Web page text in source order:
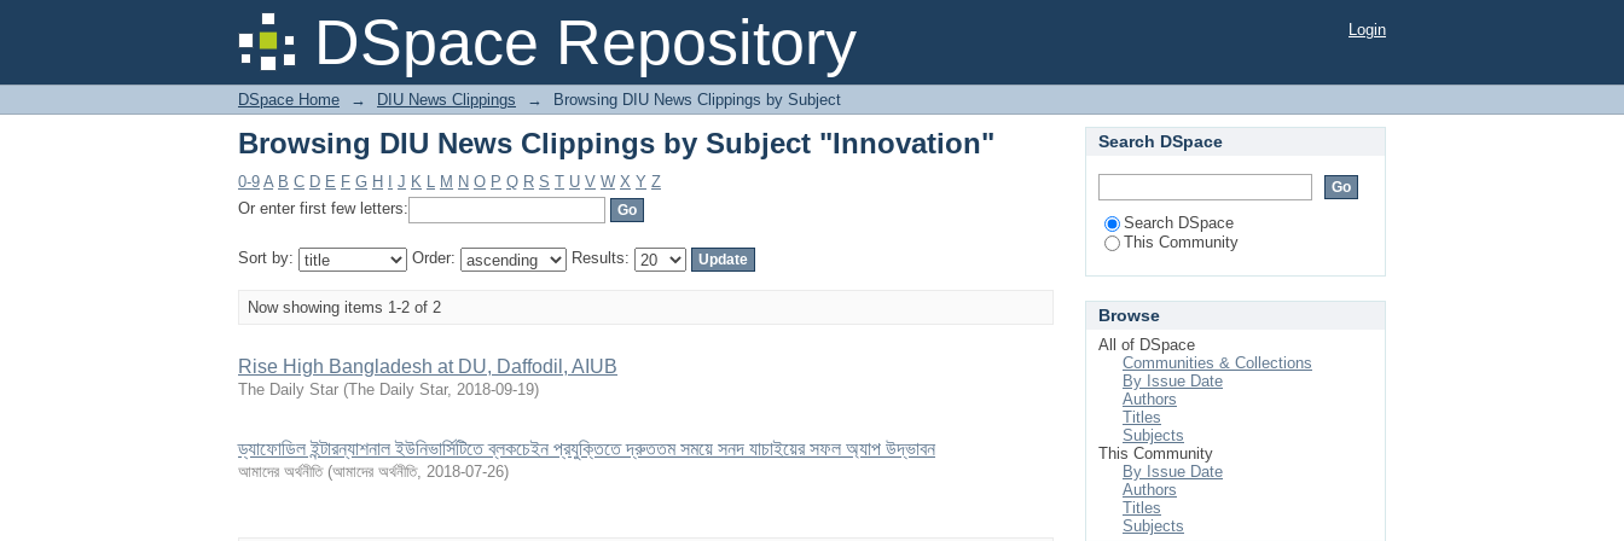
DSpace Repository
Browsing DIU News Clippings by Subject "Innovation" Login
DSpace Home → DIU News Clippings → Browsing DIU News Clippings by Subject
Browsing DIU News Clippings by Subject "Innovation"
0-9 A B C D E F G H J K L M N O P Q R S T U V W X Y Z
Or enter first few letters:
Sort by: Order: Results:
Now showing items 1-2 of 2
Rise High Bangladesh at DU, Daffodil, AIUB
The Daily Star (The Daily Star, 2018-09-19)
ড্যাফোডিল ইন্টারন্যাশনাল ইউনিভার্সিটিতে ব্লকচেইন প্রযুক্তিতে দ্রুততম সময়ে সনদ যাচাইয়ের সফল অ্যাপ উদ্ভাবন
আমাদের অর্থনীতি (আমাদের অর্থনীতি, 2018-07-26)
Search DSpace
Search DSpace
This Community
Browse
All of DSpace
Communities & Collections
By Issue Date
Authors
Titles
Subjects
This Community
By Issue Date
Authors
Titles
Subjects